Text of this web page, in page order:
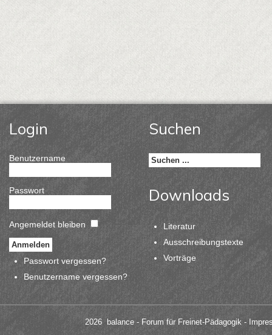
Login
Benutzername
Passwort
Angemeldet bleiben
Passwort vergessen?
Benutzername vergessen?
Suchen
Downloads
Literatur
Ausschreibungstexte
Vorträge
2026 balance - Forum für Freinet-Pädagogik -